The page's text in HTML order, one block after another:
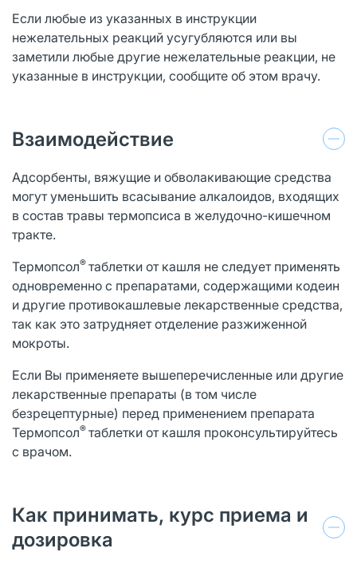
Если любые из указанных в инструкции
нежелательных реакций усугубляются или вы
заметили любые другие нежелательные реакции, не
указанные в инструкции, сообщите об этом врачу.
Взаимодействие
Адсорбенты, вяжущие и обволакивающие средства
могут уменьшить всасывание алкалоидов, входящих
в состав травы термопсиса в желудочно-кишечном
тракте.
Термопсол® таблетки от кашля не следует применять
одновременно с препаратами, содержащими кодеин
и другие противокашлевые лекарственные средства,
так как это затрудняет отделение разжиженной
мокроты.
Если Вы применяете вышеперечисленные или другие
лекарственные препараты (в том числе
безрецептурные) перед применением препарата
Термопсол® таблетки от кашля проконсультируйтесь
с врачом.
Как принимать, курс приема и
дозировка